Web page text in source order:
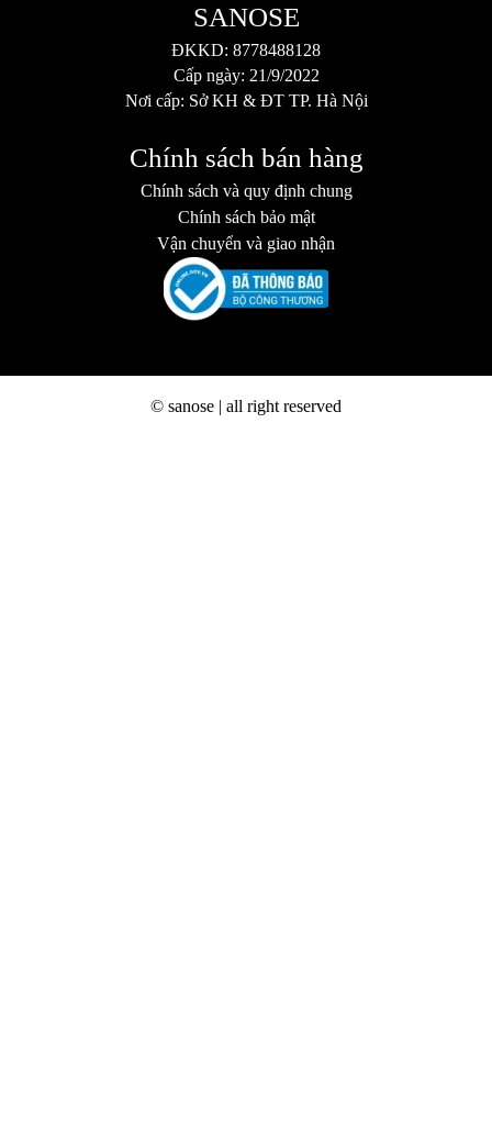
SANOSE
ĐKKD: 8778488128
Cấp ngày: 21/9/2022
Nơi cấp: Sở KH & ĐT TP. Hà Nội
Chính sách bán hàng
Chính sách và quy định chung
Chính sách bảo mật
Vận chuyển và giao nhận
© sanose | all right reserved